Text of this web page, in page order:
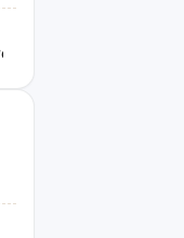
Lyrics